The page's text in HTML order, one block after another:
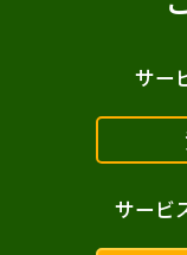
サー
サービ